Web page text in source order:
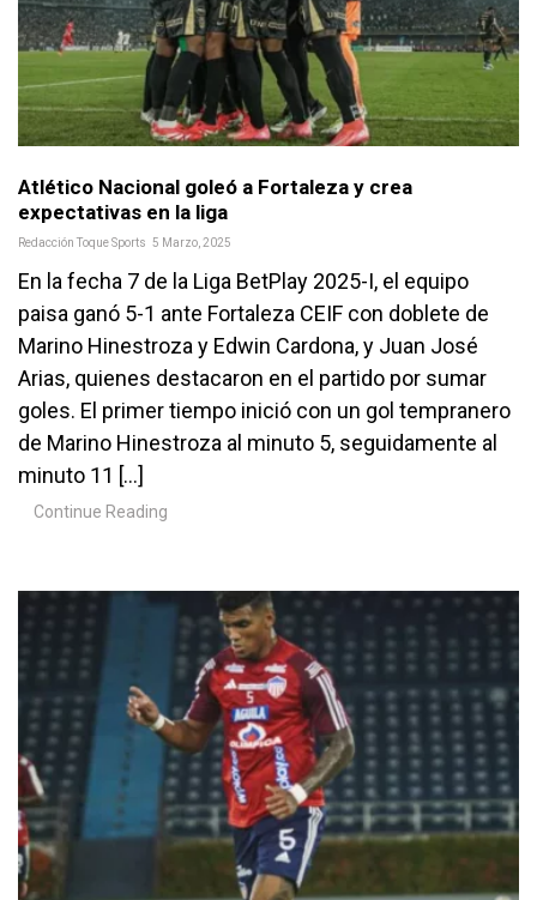
Atlético Nacional goleó a Fortaleza y crea
expectativas en la liga
Redacción Toque Sports 5 Marzo, 2025
En la fecha 7 de la Liga BetPlay 2025-I, el equipo
paisa ganó 5-1 ante Fortaleza CEIF con doblete de
Marino Hinestroza y Edwin Cardona, y Juan José
Arias, quienes destacaron en el partido por sumar
goles. El primer tiempo inició con un gol tempranero
de Marino Hinestroza al minuto 5, seguidamente al
minuto 11 […]
Continue Reading